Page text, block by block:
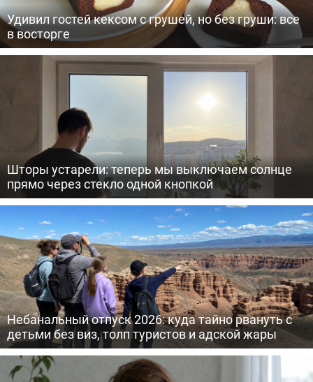
Удивил гостей кексом с грушей, но без груши: все
в восторге
Шторы устарели: теперь мы выключаем солнце
прямо через стекло одной кнопкой
Небанальный отпуск 2026: куда тайно рвануть с
детьми без виз, толп туристов и адской жары